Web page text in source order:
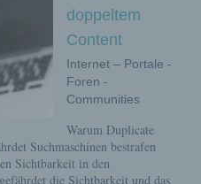
doppeltem
Content
Internet – Portale -
Foren -
Communities
Warum Duplicate
Suchmaschinen bestrafen
Sichtbarkeit in den
die Sichtbarkeit und das